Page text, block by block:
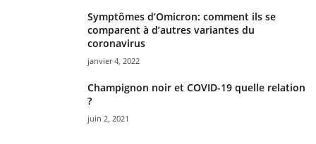
Symptômes d’Omicron: comment ils se
comparent à d’autres variantes du
coronavirus
janvier 4, 2022
Champignon noir et COVID-19 quelle relation
?
juin 2, 2021